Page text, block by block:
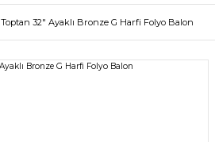
Toptan 32″ Ayaklı Bronze G Harfi Folyo Balon